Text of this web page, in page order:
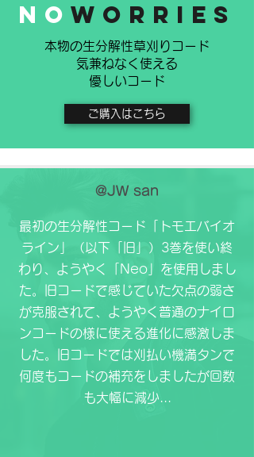
NoWorries
本物の生分解性草刈りコード
気兼ねなく使える
​優しいコード
ご購入はこちら
お客様の声
@JW san
最初の生分解性コード「トモエバイオ
ライン」（以下「旧」）3巻を使い終
わり、ようやく「Neo」を使用しまし
た。旧コードで感じていた欠点の弱さ
が克服されて、ようやく普通のナイロ
ンコードの様に使える進化に感激しま
した。旧コードでは刈払い機満タンで
何度もコードの補充をしましたが回数
も大幅に減少...